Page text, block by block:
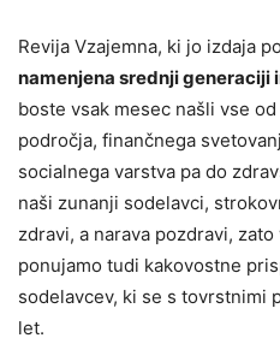
Revija Vzajemna, ki jo izdaja
namenjena srednji generaciji
boste vsak mesec našli vse
področja, finančnega
socialnega varstva pa do
naši zunanji sodelavci,
zdravi, a narava pozdravi,
ponujamo tudi kakovostne
sodelavcev, ki se s tovrstnimi
let.